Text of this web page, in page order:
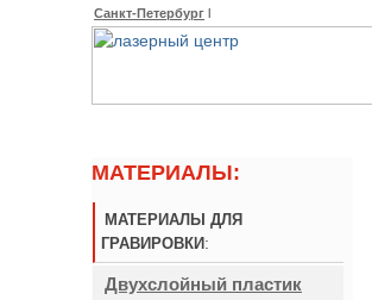
Санкт-Петербург l
МАТЕРИАЛЫ:
МАТЕРИАЛЫ ДЛЯ
ГРАВИРОВКИ :
Двухслойный пластик